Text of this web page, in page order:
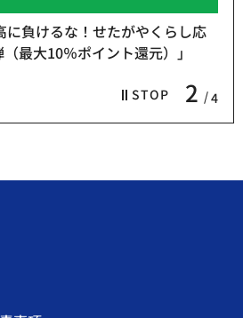
STOP 2 4
に負けるな！せたがやくらし応
最大10％ポイント還元）」